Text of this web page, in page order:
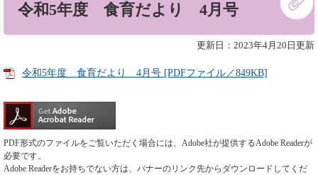
令和5年度 食育だより 4月号
更新日：2023年4月20日更新
令和5年度 食育だより 4月号 [PDFファイル／849KB]
PDF形式のファイルをご覧いただく場合には、Adobe社が提供するAdobe Readerが
必要です。
Adobe Readerをお持ちでない方は、バナーのリンク先からダウンロードしてくだ